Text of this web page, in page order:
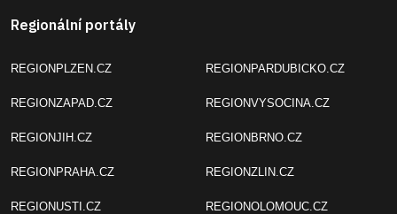
Regionální portály
REGIONPLZEN.CZ
REGIONZAPAD.CZ
REGIONJIH.CZ
REGIONPRAHA.CZ
REGIONUSTI.CZ
REGIONPARDUBICKO.CZ
REGIONVYSOCINA.CZ
REGIONBRNO.CZ
REGIONZLIN.CZ
REGIONOLOMOUC.CZ